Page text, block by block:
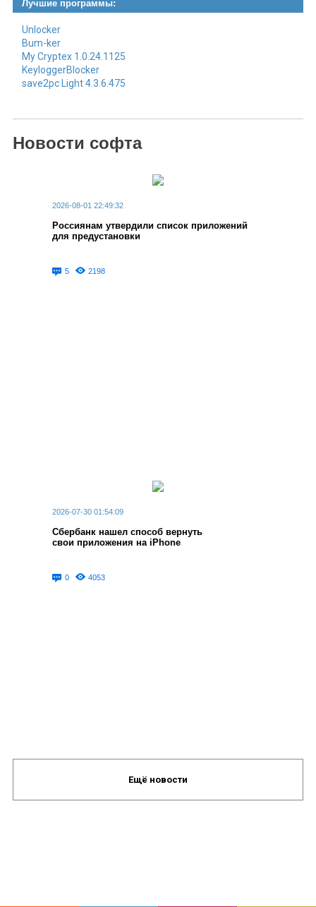
Лучшие программы:
Unlocker
Bum-ker
My Cryptex 1.0.24.1125
KeyloggerBlocker
save2pc Light 4.3.6.475
Новости софта
2026-08-01 22:49:32
Россиянам утвердили список приложений
для предустановки
5 2198
2026-07-30 01:54:09
Сбербанк нашел способ вернуть
свои приложения на iPhone
0 4053
Ещё новости